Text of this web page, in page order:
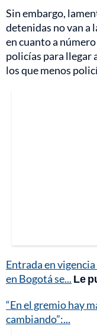
Sin embargo,
detenidas no van a
en cuanto a
policías para llegar
los que menos
Entrada en
en Bogotá se... Le
“En el gremio hay
cambiando”:...